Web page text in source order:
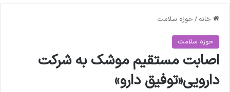
خانه / حوزه سلامت
حوزه سلامت
اصابت مستقیم موشک به شرکت
دارویی«توفیق دارو»